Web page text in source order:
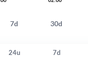
7d 30d
24u 7d